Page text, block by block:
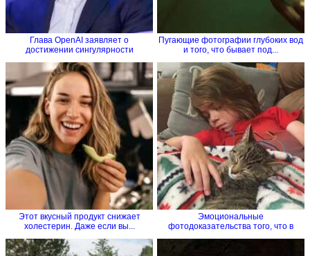
Глава OpenAI заявляет о
достижении сингулярности
Пугающие фотографии глубоких вод
и того, что бывает под...
Этот вкусный продукт снижает
холестерин. Даже если вы...
Эмоциональные
фотодоказательства того, что в